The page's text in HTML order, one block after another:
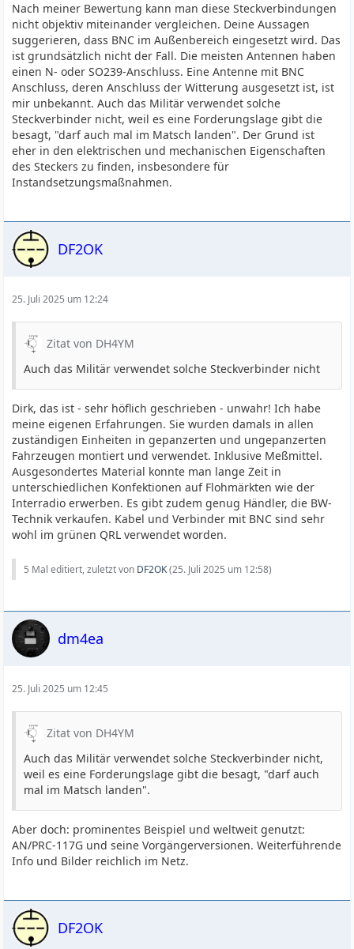
Nach meiner Bewertung kann man diese Steckverbindungen
nicht objektiv miteinander vergleichen. Deine Aussagen
suggerieren, dass BNC im Außenbereich eingesetzt wird. Das
ist grundsätzlich nicht der Fall. Die meisten Antennen haben
einen N- oder SO239-Anschluss. Eine Antenne mit BNC
Anschluss, deren Anschluss der Witterung ausgesetzt ist, ist
mir unbekannt. Auch das Militär verwendet solche
Steckverbinder nicht, weil es eine Forderungslage gibt die
besagt, "darf auch mal im Matsch landen". Der Grund ist
eher in den elektrischen und mechanischen Eigenschaften
des Steckers zu finden, insbesondere für
Instandsetzungsmaßnahmen.
DF2OK
25. Juli 2025 um 12:24
Zitat von DH4YM
Auch das Militär verwendet solche Steckverbinder nicht
Dirk, das ist - sehr höflich geschrieben - unwahr! Ich habe
meine eigenen Erfahrungen. Sie wurden damals in allen
zuständigen Einheiten in gepanzerten und ungepanzerten
Fahrzeugen montiert und verwendet. Inklusive Meßmittel.
Ausgesondertes Material konnte man lange Zeit in
unterschiedlichen Konfektionen auf Flohmärkten wie der
Interradio erwerben. Es gibt zudem genug Händler, die BW-
Technik verkaufen. Kabel und Verbinder mit BNC sind sehr
wohl im grünen QRL verwendet worden.
5 Mal editiert, zuletzt von DF2OK(25. Juli 2025 um 12:58)
dm4ea
25. Juli 2025 um 12:45
Zitat von DH4YM
Auch das Militär verwendet solche Steckverbinder nicht,
weil es eine Forderungslage gibt die besagt, "darf auch
mal im Matsch landen".
Aber doch: prominentes Beispiel und weltweit genutzt:
AN/PRC-117G und seine Vorgängerversionen. Weiterführende
Info und Bilder reichlich im Netz.
DF2OK